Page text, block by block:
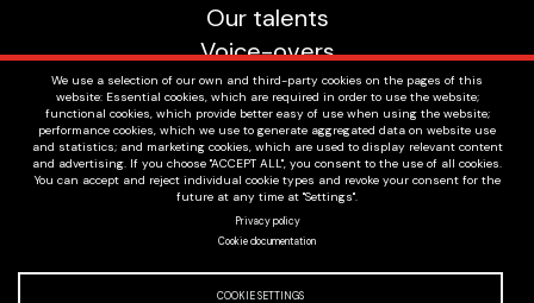
We use a selection of our own and third-party cookies on the pages of this
website: Essential cookies, which are required in order to use the website;
functional cookies, which provide better easy of use when using the website;
performance cookies, which we use to generate aggregated data on website use
and statistics; and marketing cookies, which are used to display relevant content
and advertising. If you choose "ACCEPT ALL", you consent to the use of all cookies.
You can accept and reject individual cookie types and revoke your consent for the
future at any time at "Settings".
Privacy policy
Cookie documentation
COOKIE SETTINGS
Our talents
Voice-overs
About us
Job offers
Privacy policy
Contact
twitter
Instagram